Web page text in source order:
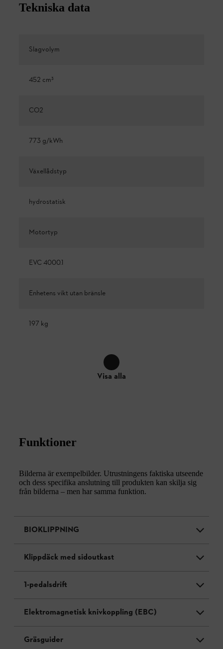
Tekniska data
Slagvolym
452 cm³
CO2
773 g/kWh
Växellådstyp
hydrostatisk
Motortyp
EVC 4000.1
Enhetens vikt utan bränsle
197 kg
Visa alla
Funktioner
Bilderna är exempelbilder. Utrustningens faktiska utseende
och dess specifika anslutning till produkten kan skilja sig
från bilderna – men har samma funktion.
BIOKLIPPNING
Klippdäck med sidoutkast
1-pedalsdrift
Elektromagnetisk knivkoppling (EBC)
Gräsguider